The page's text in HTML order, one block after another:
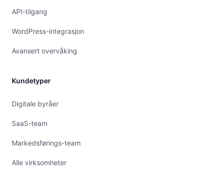
API-tilgang
WordPress-integrasjon
Avansert overvåking
Kundetyper
Digitale byråer
SaaS-team
Markedsførings-team
Alle virksomheter